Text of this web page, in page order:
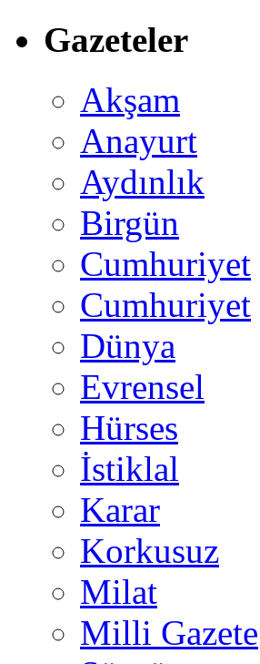
Gazeteler
Akşam
Anayurt
Aydınlık
Birgün
Cumhuriyet
Cumhuriyet
Dünya
Evrensel
Hürses
İstiklal
Karar
Korkusuz
Milat
Milli Gazete